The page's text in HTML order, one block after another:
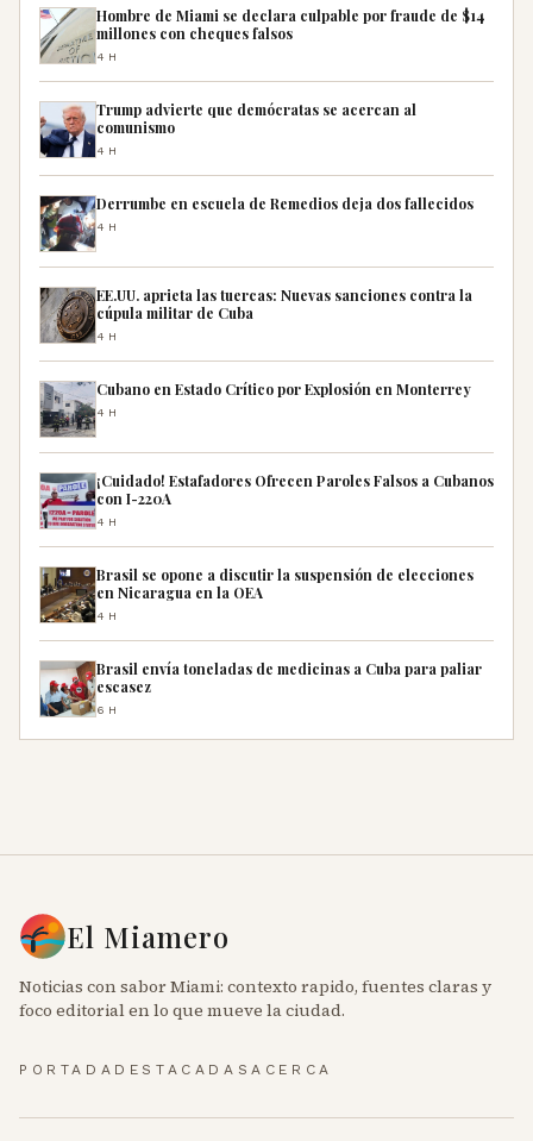
Hombre de Miami se declara culpable por fraude de $14
millones con cheques falsos
4H
Trump advierte que demócratas se acercan al
comunismo
4H
Derrumbe en escuela de Remedios deja dos fallecidos
4H
EE.UU. aprieta las tuercas: Nuevas sanciones contra la
cúpula militar de Cuba
4H
Cubano en Estado Crítico por Explosión en Monterrey
4H
¡Cuidado! Estafadores Ofrecen Paroles Falsos a Cubanos
con I-220A
4H
Brasil se opone a discutir la suspensión de elecciones
en Nicaragua en la OEA
4H
Brasil envía toneladas de medicinas a Cuba para paliar
escasez
6H
El Miamero
Noticias con sabor Miami: contexto rapido, fuentes claras y
foco editorial en lo que mueve la ciudad.
PORTADA DESTACADASACERCA